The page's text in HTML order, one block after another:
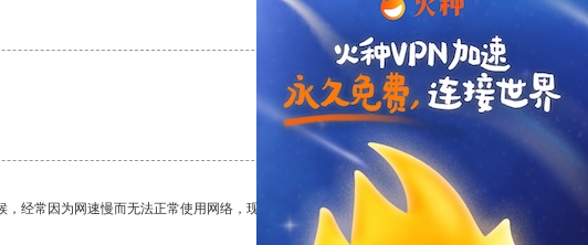
反对
经常因为网速慢而无法正常使用网络，现在有了这个app，我再也不用担心了。